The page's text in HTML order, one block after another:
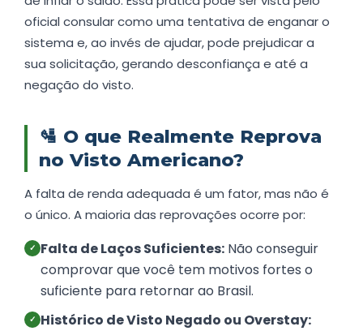
oficial consular como uma tentativa de enganar o
sistema e, ao invés de ajudar, pode prejudicar a
sua solicitação, gerando desconfiança e até a
negação do visto.
🛂 O que Realmente Reprova
no Visto Americano?
A falta de renda adequada é um fator, mas não é
o único. A maioria das reprovações ocorre por:
✓ Falta de Laços Suficientes: Não conseguir
comprovar que você tem motivos fortes o
suficiente para retornar ao Brasil.
✓ Histórico de Visto Negado ou Overstay: